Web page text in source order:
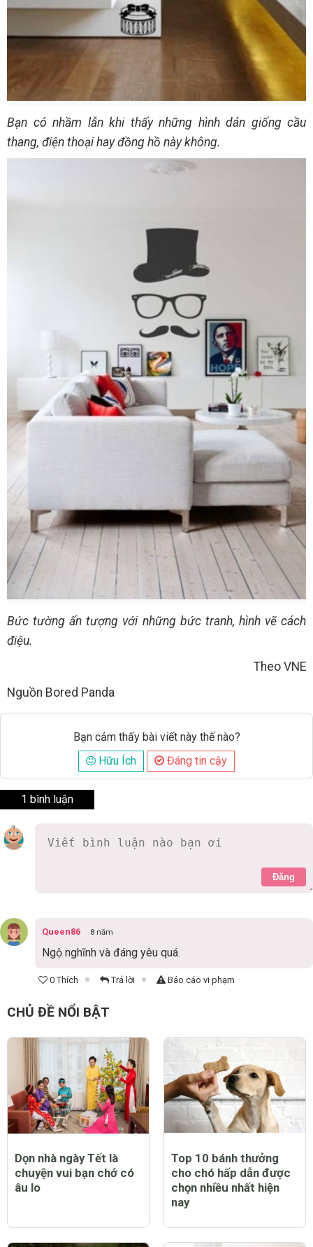
Bạn có nhầm lẫn khi thấy những hình dán giống cầu
thang, điện thoại hay đồng hồ này không.
Bức tường ấn tượng với những bức tranh, hình vẽ cách
điệu.
Theo VNE
Nguồn Bored Panda
Bạn cảm thấy bài viết này thế nào?
Hữu Ích
Đáng tin cậy
1 bình luận
Đăng
Queen86 8 năm
Ngộ nghĩnh và đáng yêu quá.
0 Thích Trả lời Báo cáo vi phạm
CHỦ ĐỀ NỔI BẬT
Dọn nhà ngày Tết là
chuyện vui bạn chớ có
âu lo
Top 10 bánh thưởng
cho chó hấp dẫn được
chọn nhiều nhất hiện
nay